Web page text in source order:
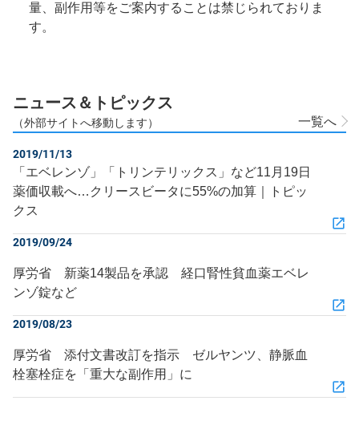
量、副作用等をご案内することは禁じられておりま
す。
ニュース＆トピックス
（外部サイトへ移動します） 一覧へ
2019/11/13
「エベレンゾ」「トリンテリックス」など11月19日
薬価収載へ…クリースビータに55%の加算｜トピッ
クス
2019/09/24
厚労省 新薬14製品を承認 経口腎性貧血薬エベレ
ンゾ錠など
2019/08/23
厚労省 添付文書改訂を指示 ゼルヤンツ、静脈血
栓塞栓症を「重大な副作用」に